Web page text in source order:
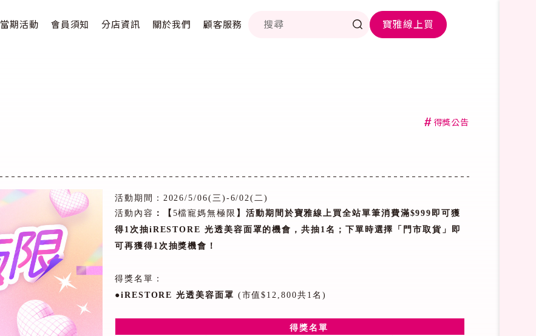
當期活動 會員須知 分店資訊 關於我們 顧客服務 寶雅線上買
# 得獎公告
活動期間： 2026/5/06(三 )-6/02(二)
活動內容 ：【 5檔寵媽無極限 】活動期間於寶雅線上買全站單筆消費滿$999即可獲
得 1次抽iRESTORE 光透美容面罩的機會，共抽 1名 ；下單時選擇「門市取貨」即
可再獲得 1次抽獎機會！
得獎名單：
●iRESTORE光透美容面罩 (市值$12,800共 1 名 )
得獎名單